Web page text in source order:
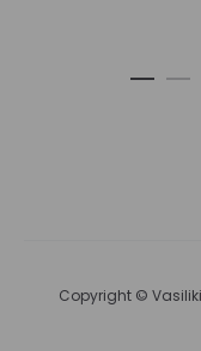
Copyright ©